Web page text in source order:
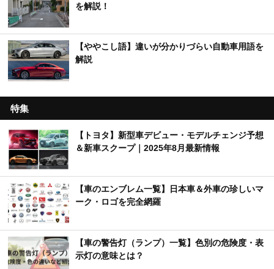
を解説！
【ややこし語】違いが分かりづらい自動車用語を
解説
特集
【トヨタ】新型車デビュー・モデルチェンジ予想
＆新車スクープ｜2025年8月最新情報
【車のエンブレム一覧】日本車＆外車の珍しいマ
ーク・ロゴを完全網羅
【車の警告灯（ランプ）一覧】色別の危険度・表
示灯の意味とは？